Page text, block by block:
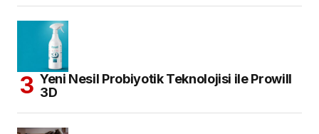
Yeni Nesil Probiyotik Teknolojisi ile Prowill
3D